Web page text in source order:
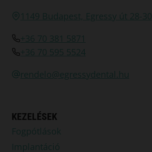
1149 Budapest, Egressy út 28-30
+36 70 381 5871
+36 70 595 5524
rendelo@egressydental.hu
KEZELÉSEK
Fogpótlások
Implantáció